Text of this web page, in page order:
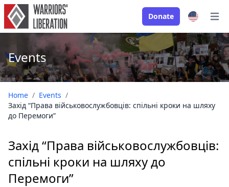
Donate
Events
Home / Events /
Захід “Права військовослужбовців: спільні кроки на шляху
до Перемоги”
Захід “Права військовослужбовців:
спільні кроки на шляху до
Перемоги”